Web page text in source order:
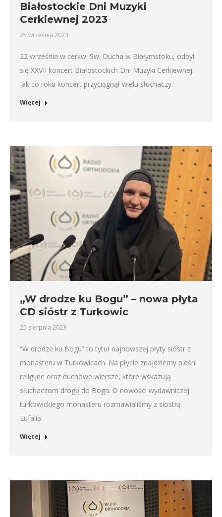
Białostockie Dni Muzyki
Cerkiewnej 2023
25 września 2023
22 września w cerkwi Św. Ducha w Białymstoku, odbył
się XXVII koncert Białostockich Dni Muzyki Cerkiewnej.
Jak co roku koncert przyciągnął wielu słuchaczy.
Więcej
„W drodze ku Bogu” – nowa płyta
CD sióstr z Turkowic
25 sierpnia 2023
“W drodze ku Bogu” to tytuł najnowszej płyty sióstr z
monasteru w Turkowicach. Na płycie znajdziemy pieśni
religijne oraz duchowe wiersze, które wskazują
słuchaczom drogę do Boga. O nowości wydawniczej
turkowickiego monasteru rozmawialiśmy z siostrą
Eufalią.
Więcej